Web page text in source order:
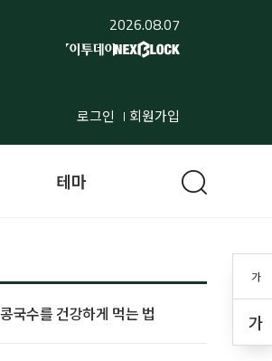
2026.08.07
로그인 회원가입
가
가
테마
국수를 건강하게 먹는 법